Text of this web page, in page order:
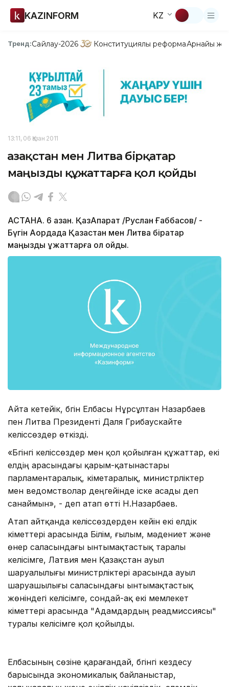
KAZINFORM KZ
Тренд:Сайлау-2026 Конституциялық реформаАрнайы
13:11, 06 Қазан 2011
Қазақстан мен Литва бірқатар
маңызды құжаттарға қол қойды
АСТАНА. 6 қазан. ҚазАқпарат /Руслан Ғаббасов/ -
Бүгін Ақордада Қазақстан мен Литва бірқатар
маңызды құжаттарға қол қойды.
Айта кетейік, бүгін Елбасы Нұрсұлтан Назарбаев
пен Литва Президенті Даля Грибаускайте
келіссөздер өткізді.
«Бүгінгі келіссөздер мен қол қойылған құжаттар, екі
елдің арасындағы қарым-қатынастары
парламентаралық, үкіметаралық, министрліктер
мен ведомстволар деңгейінде іске асады деп
санаймын», - деп атап өтті Н.Назарбаев.
Атап айтқанда келіссөздерден кейін екі елдік
үкіметтері арасында Білім, ғылым, мәдениет және
өнер саласындағы ынтымақтастық таралы
келісімге, Латвия мен Қазақстан ауыл
шаруалылығы министрліктері арасында ауыл
шаруашылығы саласындағы ынтымақтастық
жөніндегі келісімге, сондай-ақ екі мемлекет
үкіметтері арасында "Адамдардың реадмиссиясы"
туралы келісімге қол қойылды.
Елбасының сөзіне қарағандай, бүгінгі кездесу
барысында экономикалық байланыстар,